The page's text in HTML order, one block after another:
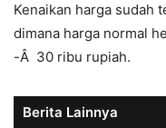
Kenaikan harga sudah
dimana harga normal
-Â 30 ribu rupiah.
Berita Lainnya